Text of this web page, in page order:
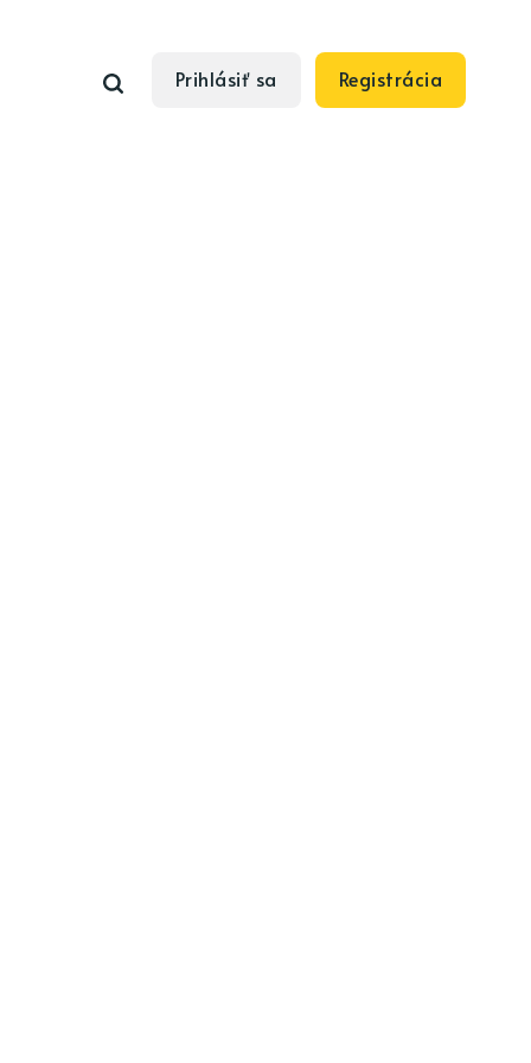
Prihlásiť sa Registrácia